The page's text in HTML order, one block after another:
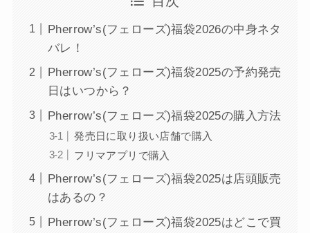
Pherrow’s(フェローズ)福袋2026の中身ネタ
バレ！
Pherrow’s(フェローズ)福袋2025の予約発売
日はいつから？
Pherrow’s(フェローズ)福袋2025の購入方法
発売日に取り扱い店舗で購入
フリマアプリで購入
Pherrow’s(フェローズ)福袋2025は店頭販売
はあるの？
Pherrow’s(フェローズ)福袋2025はどこで買